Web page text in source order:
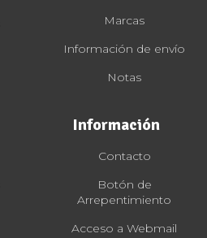
Marcas
Información de envío
Notas
Información
Contacto
Botón de
Arrepentimiento
Acceso a Webmail